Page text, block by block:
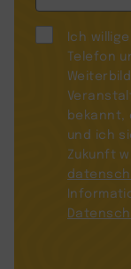
Ich
Telefon
bekannt,
und ich
Zukunft